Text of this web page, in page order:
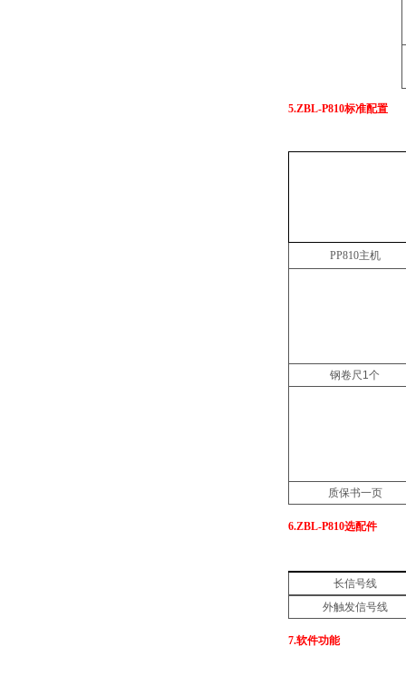
5.ZBL-P810标准配置
PP810主机
钢卷尺1个
质保书一页
6.ZBL-P810选配件
长信号线
外触发信号线
7.软件功能